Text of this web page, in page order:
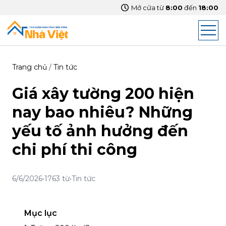
Mở cửa từ 8:00 đến 18:00
Trang chủ / Tin tức
Giá xây tường 200 hiện
nay bao nhiêu? Những
yếu tố ảnh hưởng đến
chi phí thi công
6/6/2026•1763 từ•Tin tức
Mục lục